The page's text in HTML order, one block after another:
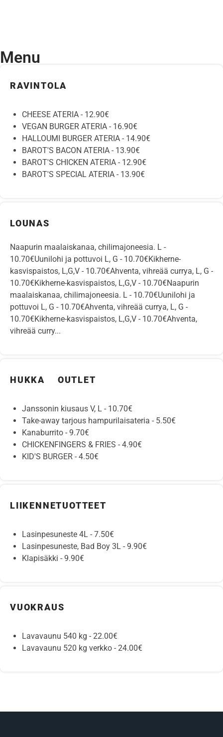
Menu
RAVINTOLA
CHEESE ATERIA - 12.90€
VEGAN BURGER ATERIA - 16.90€
HALLOUMI BURGER ATERIA - 14.90€
BAROT'S BACON ATERIA - 13.90€
BAROT'S CHICKEN ATERIA - 12.90€
BAROT'S SPECIAL ATERIA - 13.90€
LOUNAS
Naapurin maalaiskanaa, chilimajoneesia. L -
10.70€Uunilohi ja pottuvoi L, G - 10.70€Kikherne-
kasvispaistos, L,G,V - 10.70€Ahventa, vihreää currya, L, G -
10.70€Kikherne-kasvispaistos, L,G,V - 10.70€Naapurin
maalaiskanaa, chilimajoneesia. L - 10.70€Uunilohi ja
pottuvoi L, G - 10.70€Ahventa, vihreää currya, L, G -
10.70€Kikherne-kasvispaistos, L,G,V - 10.70€Ahventa,
vihreää curry...
HUKKA OUTLET
Janssonin kiusaus V, L - 10.70€
Take-away tarjous hampurilaisateria - 5.50€
Kanaburrito - 9.70€
CHICKENFINGERS & FRIES - 4.90€
KID'S BURGER - 4.50€
LIIKENNETUOTTEET
Lasinpesuneste 4L - 7.50€
Lasinpesuneste, Bad Boy 3L - 9.90€
Klapisäkki - 9.90€
VUOKRAUS
Lavavaunu 540 kg - 22.00€
Lavavaunu 520 kg verkko - 24.00€